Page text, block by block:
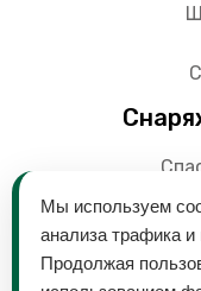
Мы используем
анализа трафика и
Продолжая